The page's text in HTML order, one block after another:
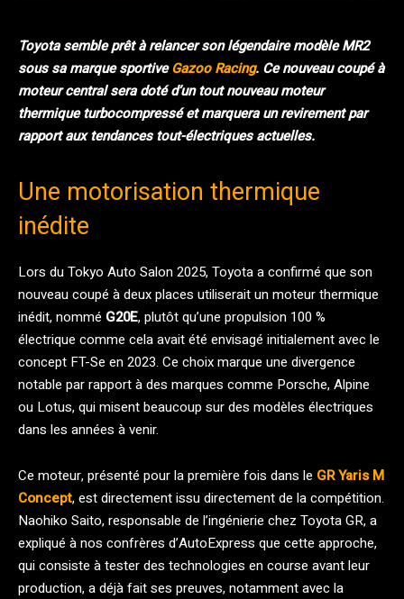
Toyota semble prêt à relancer son légendaire modèle MR2
sous sa marque sportiveGazoo Racing. Ce nouveau coupé à
moteur central sera doté d’un tout nouveau moteur
thermique turbocompressé et marquera un revirement par
rapport aux tendances tout-électriques actuelles.
Une motorisation thermique
inédite
Lors du Tokyo Auto Salon 2025, Toyota a confirmé que son
nouveau coupé à deux places utiliserait un moteur thermique
inédit, nommé G20E, plutôt qu’une propulsion 100 %
électrique comme cela avait été envisagé initialement avec le
concept FT-Se en 2023. Ce choix marque une divergence
notable par rapport à des marques comme Porsche, Alpine
ou Lotus, qui misent beaucoup sur des modèles électriques
dans les années à venir.
Ce moteur, présenté pour la première fois dans le GR Yaris M
Concept, est directement issu directement de la compétition.
Naohiko Saito, responsable de l’ingénierie chez Toyota GR, a
expliqué à nos confrères d’AutoExpress que cette approche,
qui consiste à tester des technologies en course avant leur
production, a déjà fait ses preuves, notamment avec la